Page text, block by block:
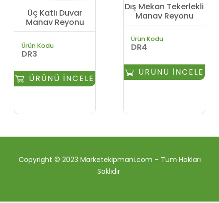
Üç Katlı Duvar
Manav Reyonu
Ürün Kodu
DR3
ÜRÜNÜ İNCELE
Dış Mekan Tekerlekli
Manav Reyonu
Ürün Kodu
DR4
ÜRÜNÜ İNCELE
Copyright © 2023 Marketekipmani.com – Tüm Hakları
Saklıdır.